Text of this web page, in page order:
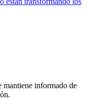
mantiene informado de